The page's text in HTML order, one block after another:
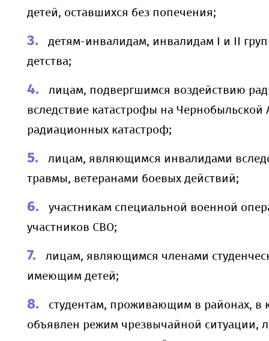
детей, оставшихся без попечения;
детям-инвалидам, инвалидам I и II
детства;
лицам, подвергшимся воздействию
вследствие катастрофы на Чернобыльской
радиационных катастроф;
лицам, являющимся инвалидами
травмы, ветеранами боевых действий;
участникам специальной военной
участников СВО;
лицам, являющимся членами
имеющим детей;
студентам, проживающим в районах, в
объявлен режим чрезвычайной ситуации,